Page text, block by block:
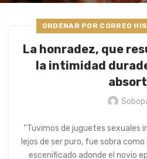
ORDENAR POR CORREO
La honradez, que
la intimidad
“Tuvimos de juguetes sexuales
lejos de ser puro, fue sobra
escenificado adonde el novio